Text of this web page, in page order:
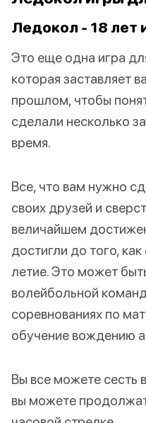
Ледокол - 18 лет
Это еще одна игра
которая заставляет
прошлом, чтобы
сделали несколько
время.
Все, что вам нужно
своих друзей и
величайшем
достигли до того,
летие. Это может
волейбольной
соревнованиях по
обучение вождению
Вы все можете сесть
вы можете